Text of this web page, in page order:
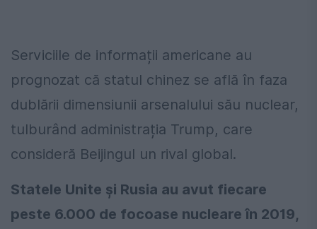
Serviciile de informații americane au
prognozat că statul chinez se află în faza
dublării dimensiunii arsenalului său nuclear,
tulburând administrația Trump, care
consideră Beijingul un rival global.
Statele Unite și Rusia au avut fiecare
peste 6.000 de focoase nucleare în 2019,